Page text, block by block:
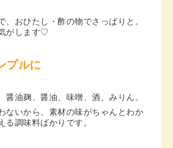
、おひたし・酢の物でさっぱりと。
がします♡
プルに
醤油麹、醤油、味噌、酒、みりん。
ないから、素材の味がちゃんとわか
る調味料ばかりです。